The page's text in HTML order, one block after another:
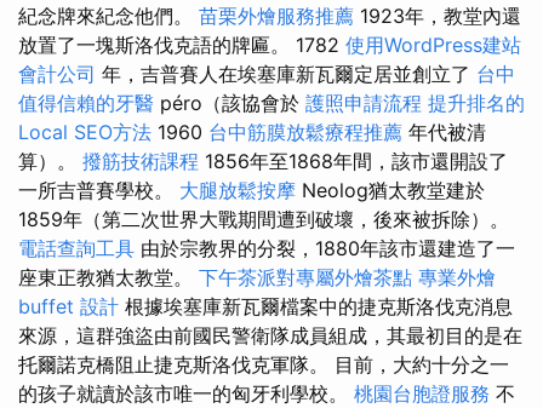
紀念牌來紀念他們。 苗栗外燴服務推薦 1923年，教堂內還
放置了一塊斯洛伐克語的牌匾。 1782 使用WordPress建站
會計公司 年，吉普賽人在埃塞庫新瓦爾定居並創立了 台中
值得信賴的牙醫 péro（該協會於 護照申請流程 提升排名的
Local SEO方法 1960 台中筋膜放鬆療程推薦 年代被清
算）。 撥筋技術課程 1856年至1868年間，該市還開設了
一所吉普賽學校。 大腿放鬆按摩 Neolog猶太教堂建於
1859年（第二次世界大戰期間遭到破壞，後來被拆除）。
電話查詢工具 由於宗教界的分裂，1880年該市還建造了一
座東正教猶太教堂。 下午茶派對專屬外燴茶點 專業外燴
buffet 設計 根據埃塞庫新瓦爾檔案中的捷克斯洛伐克消息
來源，這群強盜由前國民警衛隊成員組成，其最初目的是在
托爾諾克橋阻止捷克斯洛伐克軍隊。 目前，大約十分之一
的孩子就讀於該市唯一的匈牙利學校。 桃園台胞證服務 不